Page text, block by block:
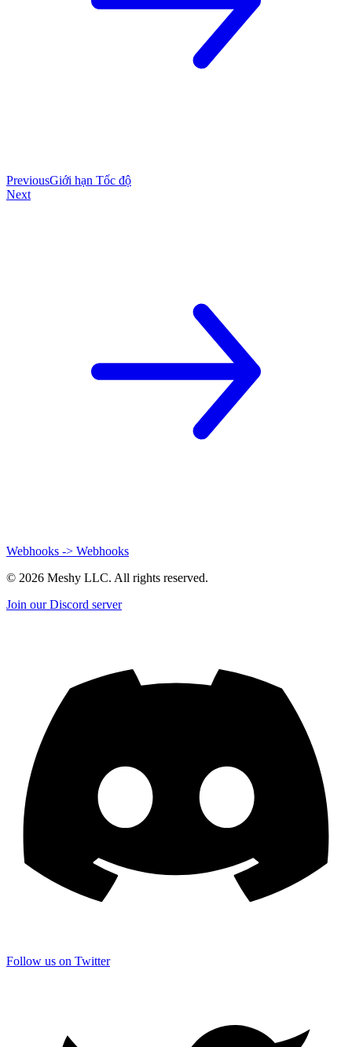
PreviousGiới hạn Tốc độ
Next
Webhooks -> Webhooks
© 2026 Meshy LLC. All rights reserved.
Join our Discord server
Follow us on Twitter